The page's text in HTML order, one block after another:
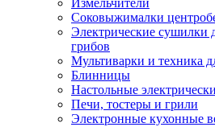
Измельчители
Соковыжималки
Электрические сушилки
грибов
Мультиварки и техника
Блинницы
Настольные
Печи, тостеры и грили
Электронные кухонные